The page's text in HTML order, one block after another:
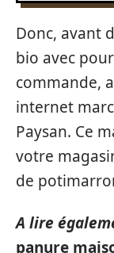
Donc, avant
bio avec
commande,
internet
Paysan. Ce
votre
de
A lire
panure